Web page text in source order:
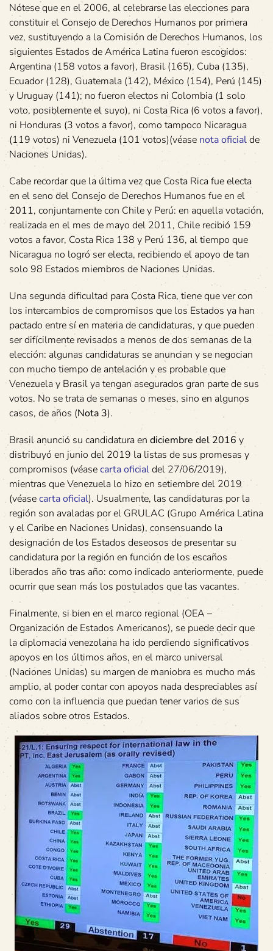
Nótese que en el 2006, al celebrarse las elecciones para
constituir el Consejo de Derechos Humanos por primera
vez, sustituyendo a la Comisión de Derechos Humanos, los
siguientes Estados de América Latina fueron escogidos:
Argentina (158 votos a favor), Brasil (165), Cuba (135),
Ecuador (128), Guatemala (142), México (154), Perú (145)
y Uruguay (141); no fueron electos ni Colombia (1 solo
voto, posiblemente el suyo), ni Costa Rica (6 votos a favor),
ni Honduras (3 votos a favor), como tampoco Nicaragua
(119 votos) ni Venezuela (101 votos)(véasenota oficialde
Naciones Unidas).
Cabe recordar que la última vez que Costa Rica fue electa
en el seno del Consejo de Derechos Humanos fue en el
2011, conjuntamente con Chile y Perú: en aquella votación,
realizada en el mes de mayo del 2011, Chile recibió 159
votos a favor, Costa Rica 138 y Perú 136, al tiempo que
Nicaragua no logró ser electa, recibiendo el apoyo de tan
solo 98 Estados miembros de Naciones Unidas.
Una segunda dificultad para Costa Rica, tiene que ver con
los intercambios de compromisos que los Estados ya han
pactado entre sí en materia de candidaturas, y que pueden
ser difícilmente revisados a menos de dos semanas de la
elección: algunas candidaturas se anuncian y se negocian
con mucho tiempo de antelación y es probable que
Venezuela y Brasil ya tengan asegurados gran parte de sus
votos. No se trata de semanas o meses, sino en algunos
casos, de años (Nota 3).
Brasil anunció su candidatura en diciembre del 2016 y
distribuyó en junio del 2019 la listas de sus promesas y
compromisos (véasecarta oficialdel 27/06/2019),
mientras que Venezuela lo hizo en setiembre del 2019
(véasecarta oficial). Usualmente, las candidaturas por la
región son avaladas por el GRULAC (Grupo América Latina
y el Caribe en Naciones Unidas), consensuando la
designación de los Estados deseosos de presentar su
candidatura por la región en función de los escaños
liberados año tras año: como indicado anteriormente, puede
ocurrir que sean más los postulados que las vacantes.
Finalmente, si bien en el marco regional (OEA –
Organización de Estados Americanos), se puede decir que
la diplomacia venezolana ha ido perdiendo significativos
apoyos en los últimos años, en el marco universal
(Naciones Unidas) su margen de maniobra es mucho más
amplio, al poder contar con apoyos nada despreciables así
como con la influencia que puedan tener varios de sus
aliados sobre otros Estados.